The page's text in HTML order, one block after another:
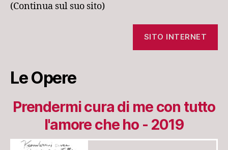
(Continua sul suo sito)
SITO INTERNET
Le Opere
Prendermi cura di me con tutto
l'amore che ho - 2019